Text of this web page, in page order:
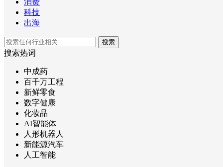
科技
出海
搜索
搜索热词
中成药
百千万工程
新鲜零食
数字健康
化妆品
AI智能体
人形机器人
新能源汽车
人工智能